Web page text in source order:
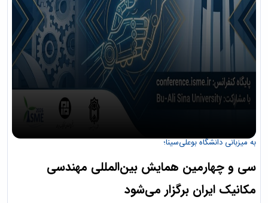
به میزبانی دانشگاه بوعلی‌سینا؛
سی و چهارمین همایش بین‌المللی مهندسی
مکانیک ایران برگزار می‌شود